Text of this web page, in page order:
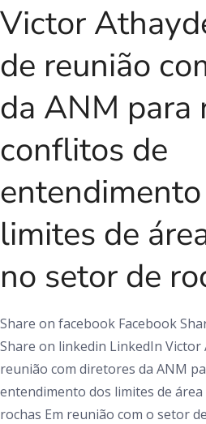
Victor
de reunião
da ANM para
conflitos de
limites de
no setor de
Share on facebook Facebook
Share on linkedin LinkedIn Victor
reunião com diretores da ANM
entendimento dos limites de
rochas Em reunião com o setor